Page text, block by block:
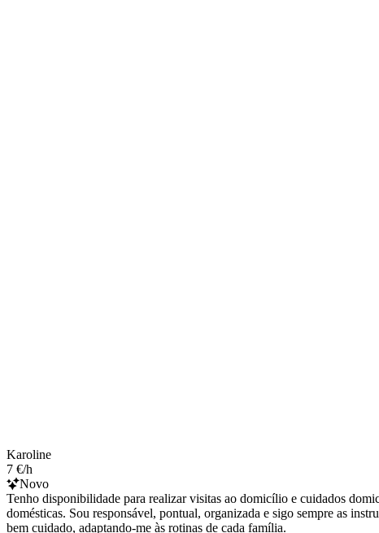
Karoline
7 €/h
Novo
Tenho disponibilidade para realizar visitas ao domicílio e cuidados
domésticas. Sou responsável, pontual, organizada e sigo sempre as
bem cuidado, adaptando-me às rotinas de cada família.